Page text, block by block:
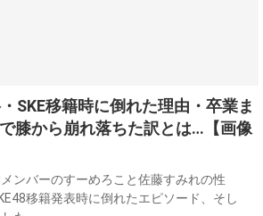
SKE移籍時に倒れた理由・卒業ま
膝から崩れ落ちた訳とは…【画像
ンバーのすーめろこと佐藤すみれの性
移籍発表時に倒れたエピソード、そし